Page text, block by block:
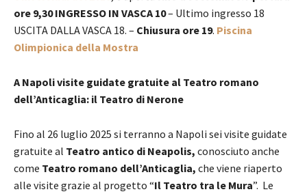
ore 9,30 INGRESSO IN VASCA 10– Ultimo ingresso 18
USCITA DALLA VASCA 18. – Chiusura ore 19. Piscina
Olimpionica della Mostra
A Napoli visite guidate gratuite al Teatro romano
dell’Anticaglia: il Teatro di Nerone
Fino al 26 luglio 2025 si terranno a Napoli sei visite guidate
gratuite al Teatro antico di Neapolis, conosciuto anche
come Teatro romano dell’Anticaglia, che viene riaperto
alle visite grazie al progetto “Il Teatro tra le Mura”. Le